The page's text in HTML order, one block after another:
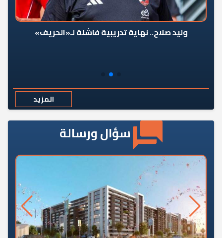
وليد صلاح.. نهاية تدريبية فاشلة لـ«الحريف»
المزيد
سؤال ورسالة